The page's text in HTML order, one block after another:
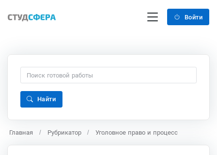
Войти
Найти
Главная Рубрикатор Уголовное право и процесс